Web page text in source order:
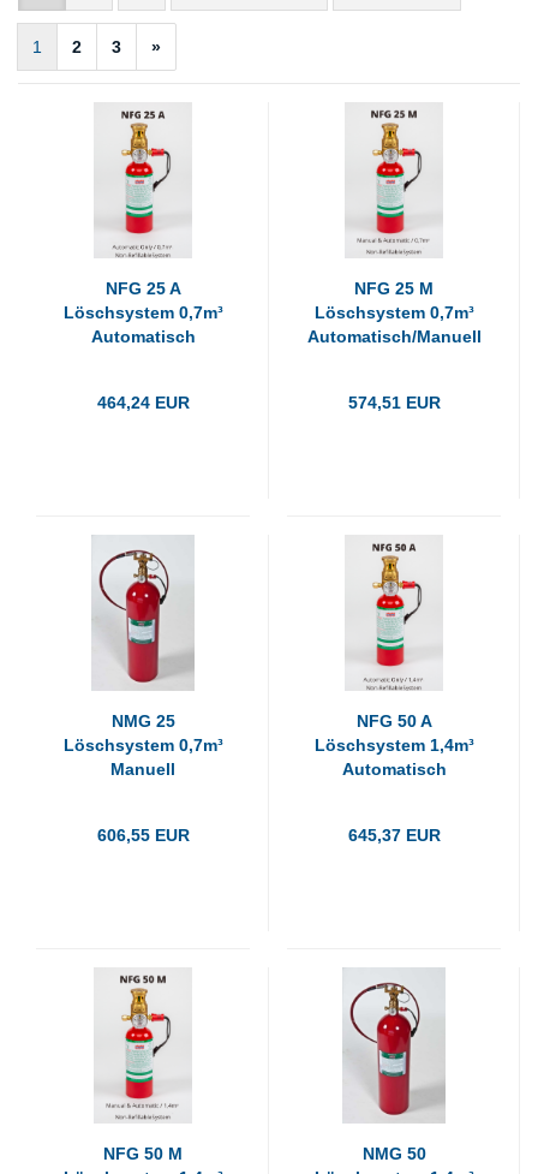
1 2 3 »
NFG 25 A
Löschsystem 0,7m³
Automatisch
464,24 EUR
NFG 25 M
Löschsystem 0,7m³
Automatisch/Manuell
574,51 EUR
NMG 25
Löschsystem 0,7m³
Manuell
606,55 EUR
NFG 50 A
Löschsystem 1,4m³
Automatisch
645,37 EUR
NFG 50 M
NMG 50